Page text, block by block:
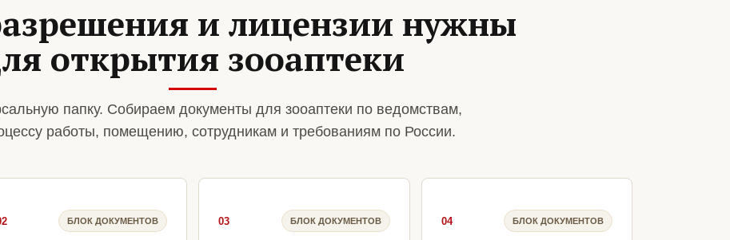
и лицензии нужны
открытия зооаптеки
папку. Собираем документы для зооаптеки по ведомствам,
работы, помещению, сотрудникам и требованиям по России.
БЛОК ДОКУМЕНТОВ 03 БЛОК ДОКУМЕНТОВ 04 БЛОК ДОКУМЕНТОВ